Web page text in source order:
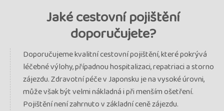
Jaké cestovní pojištění
doporučujete?
Doporučujeme kvalitní cestovní pojištění, které pokrývá
léčebné výlohy, případnou hospitalizaci, repatriaci a storno
zájezdu. Zdravotní péče v Japonsku je na vysoké úrovni,
může však být velmi nákladná i při menším ošetření.
Pojištění není zahrnuto v základní ceně zájezdu.